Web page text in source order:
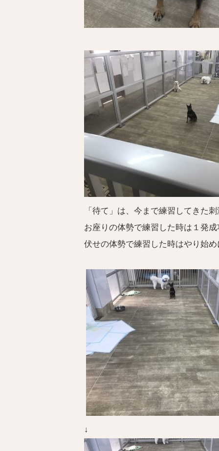
「待て」は、今まで練習してきた
お座りの体勢で練習した時は１発成
伏せの体勢で練習した時はやり始
↓